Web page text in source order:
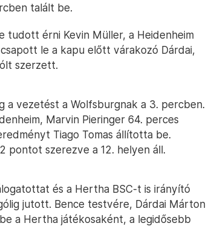
talált be.
tudott érni Kevin Müller, a Heidenheim
le a kapu előtt várakozó Dárdai,
szerzett.
a vezetést a Wolfsburgnak a 3. percben.
Marvin Pieringer 64. perces
Tiago Tomas állította be.
pontot szerezve a 12. helyen áll.
és a Hertha BSC-t is irányító
jutott. Bence testvére, Dárdai Márton
a Hertha játékosaként, a legidősebb